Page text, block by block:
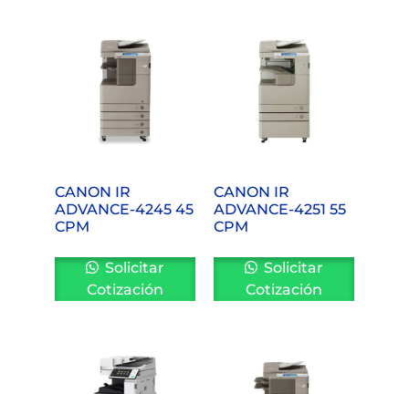
CANON IR
ADVANCE-4245 45
CPM
Solicitar
Cotización
CANON IR
ADVANCE-4251 55
CPM
Solicitar
Cotización